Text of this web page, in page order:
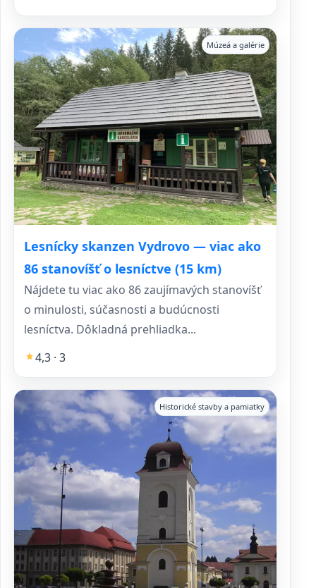
Lesnícky skanzen Vydrovo — viac ako
86 stanovíšť o lesníctve (15 km)
Múzeá a galérie
Nájdete tu viac ako 86 zaujímavých stanovíšť
o minulosti, súčasnosti a budúcnosti
lesníctva. Dôkladná prehliadka...
4,3 · 3
Historické stavby a pamiatky